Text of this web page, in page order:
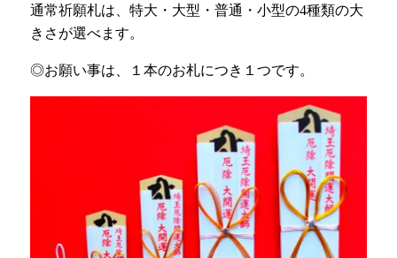
通常祈願札は、特大・大型・普通・小型の4種類の大
きさが選べます。
◎お願い事は、１本のお札につき１つです。